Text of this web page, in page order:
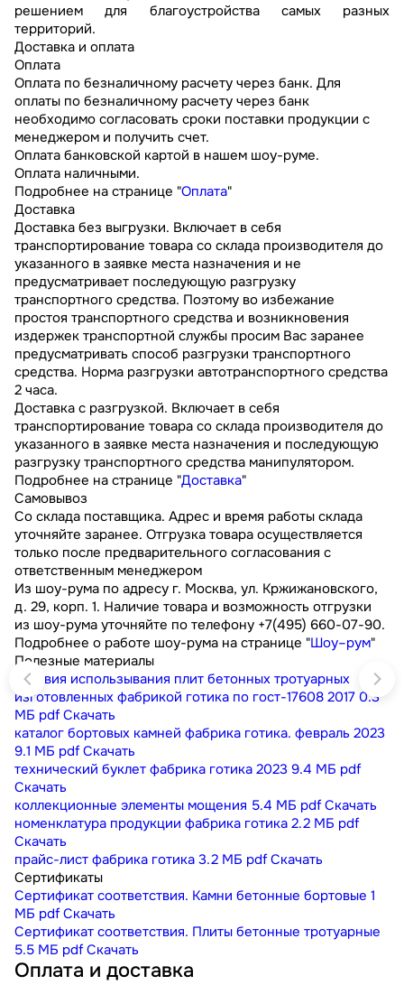
решением для благоустройства самых разных
территорий.
Доставка и оплата
Оплата
Оплата по безналичному расчету через банк. Для
оплаты по безналичному расчету через банк
необходимо согласовать сроки поставки продукции с
менеджером и получить счет.
Оплата банковской картой в нашем шоу-руме.
Оплата наличными.
Подробнее на странице "Оплата"
Доставка
Доставка без выгрузки. Включает в себя
транспортирование товара со склада производителя до
указанного в заявке места назначения и не
предусматривает последующую разгрузку
транспортного средства. Поэтому во избежание
простоя транспортного средства и возникновения
издержек транспортной службы просим Вас заранее
предусматривать способ разгрузки транспортного
средства. Норма разгрузки автотранспортного средства
2 часа.
Доставка с разгрузкой. Включает в себя
транспортирование товара со склада производителя до
указанного в заявке места назначения и последующую
разгрузку транспортного средства манипулятором.
Подробнее на странице "Доставка"
Самовывоз
Со склада поставщика. Адрес и время работы склада
уточняйте заранее. Отгрузка товара осуществляется
только после предварительного согласования с
ответственным менеджером
Из шоу-рума по адресу г. Москва, ул. Кржижановского,
д. 29, корп. 1. Наличие товара и возможность отгрузки
из шоу-рума уточняйте по телефону +7(495) 660-07-90.
Подробнее о работе шоу-рума на странице "Шоу–рум"
Полезные материалы
условия использывания плит бетонных тротуарных
изготовленных фабрикой готика по гост-17608 2017 0.3
МБ pdf Скачать
каталог бортовых камней фабрика готика. февраль 2023
9.1 МБ pdf Скачать
технический буклет фабрика готика 2023 9.4 МБ pdf
Скачать
коллекционные элементы мощения 5.4 МБ pdf Скачать
номенклатура продукции фабрика готика 2.2 МБ pdf
Скачать
прайс-лист фабрика готика 3.2 МБ pdf Скачать
Сертификаты
Сертификат соответствия. Камни бетонные бортовые 1
МБ pdf Скачать
Сертификат соответствия. Плиты бетонные тротуарные
5.5 МБ pdf Скачать
Оплата и доставка